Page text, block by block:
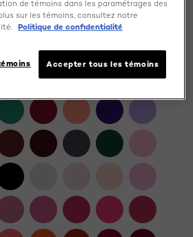
de témoins dans les paramétrages des
sur les témoins, consultez notre
Politique de confidentialité
Accepter tous les témoins